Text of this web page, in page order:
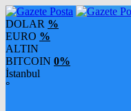
DOLAR %
EURO %
ALTIN
BITCOIN 0%
İstanbul
°